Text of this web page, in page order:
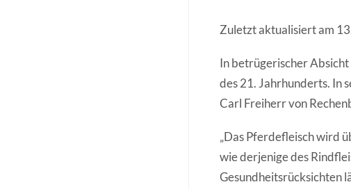
Zuletzt aktualisiert am
In betrügerischer Absicht
des 21. Jahrhunderts. In
Carl Freiherr von
„Das Pferdefleisch wird
wie derjenige des
Gesundheitsrücksichten